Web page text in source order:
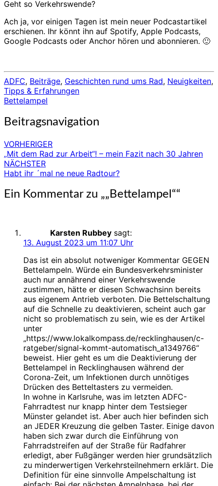
Geht so Verkehrswende?
Ach ja, vor einigen Tagen ist mein neuer Podcastartikel
erschienen. Ihr könnt ihn auf Spotify, Apple Podcasts,
Google Podcasts oder Anchor hören und abonnieren. 🙂
ADFC, Beiträge, Geschichten rund ums Rad, Neuigkeiten,
Tipps & Erfahrungen
Bettelampel
Beitragsnavigation
VORHERIGER
„Mit dem Rad zur Arbeit“! – mein Fazit nach 30 Jahren
NÄCHSTER
Habt ihr ´mal ne neue Radtour?
Ein Kommentar zu „„Bettelampel““
Karsten Rubbey sagt:
13. August 2023 um 11:07 Uhr
Das ist ein absolut notweniger Kommentar GEGEN
Bettelampeln. Würde ein Bundesverkehrsminister
auch nur annährend einer Verkehrswende
zustimmen, hätte er diesen Schwachsinn bereits
aus eigenem Antrieb verboten. Die Bettelschaltung
auf die Schnelle zu deaktivieren, scheint auch gar
nicht so problematisch zu sein, wie es der Artikel
unter
„https://www.lokalkompass.de/recklinghausen/c-
ratgeber/signal-kommt-automatisch_a1349766“
beweist. Hier geht es um die Deaktivierung der
Bettelampel in Recklinghausen während der
Corona-Zeit, um Infektionen durch unnötiges
Drücken des Betteltasters zu vermeiden.
In wohne in Karlsruhe, was im letzten ADFC-
Fahrradtest nur knapp hinter dem Testsieger
Münster gelandet ist. Aber auch hier befinden sich
an JEDER Kreuzung die gelben Taster. Einige davon
haben sich zwar durch die Einführung von
Fahrradstreifen auf der Straße für Radfahrer
erledigt, aber Fußgänger werden hier grundsätzlich
zu minderwertigen Verkehrsteilnehmern erklärt. Die
Definition für eine sinnvolle Ampelschaltung ist